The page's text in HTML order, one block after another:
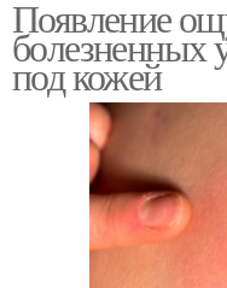
Появление
под кожей